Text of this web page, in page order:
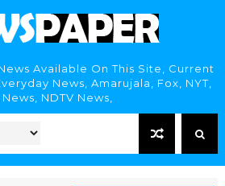
Available On This Site, Current
News, Amarujala, Fox, NYT,
NDTV News,